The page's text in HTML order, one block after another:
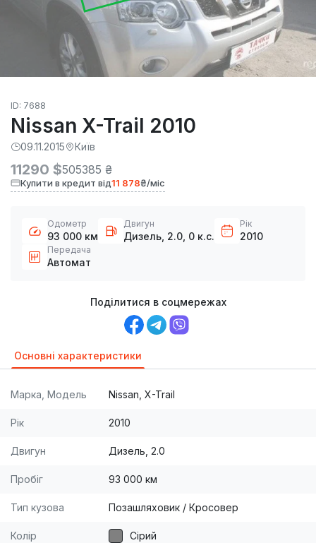
ID: 7688
Nissan X-Trail 2010
09.11.2015 Київ
11290 $505385 ₴
Купити в кредит від11 878₴/міс
Одометр
93 000 км
Двигун
Дизель, 2.0, 0 к.с.
Рік
2010
Передача
Автомат
Поділитися в соцмережах
Основні характеристики
Марка, Модель Nissan, X-Trail
Рік 2010
Двигун Дизель, 2.0
Пробіг 93 000 км
Тип кузова Позашляховик / Кросовер
Колір Сірий